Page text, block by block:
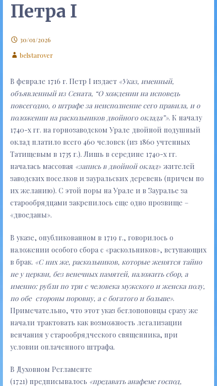
Петра I
30/01/2026
belstarover
В феврале 1716 г. Петр I издает «Указ, именный,
объявленный из Сената, “О хождении на исповедь
повсегодно, о штрафе за неисполнение сего правила, и о
положении на раскольников двойного оклада”». К началу
1740-х гг. на горнозаводском Урале двойной подушный
оклад платило всего 460 человек (из 1860 учтенных
Татищевым в 1735 г.). Лишь в середине 1740-х гг.
началась массовая «запись в двойной оклад» жителей
заводских поселков и зауральских деревень (причем по
их желанию). С этой поры на Урале и в Зауралье за
старообрядцами закрепилось еще одно прозвище –
«двоеданы».
В указе, опубликованном в 1719 г., говорилось о
наложении особого сбора с «раскольников», вступающих
в брак. «С них же, раскольников, которые женятся тайно
не у церкви, без венечных памятей, наложить сбор, а
именно: рубли по три с человека мужского и женска полу,
по обе стороны поровну, а с богатого и больше».
Примечательно, что этот указ беглопоповцы сразу же
начали трактовать как возможность легализации
венчания у старообрядческого священника, при
условии оплаченного штрафа.
В Духовном Регламенте
(1721) предписывалось «предавать анафеме господ,